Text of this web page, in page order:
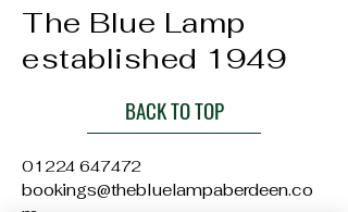
The Blue Lamp
established 1949
BACK TO TOP
01224 647472
bookings@thebluelampaberdeen.co